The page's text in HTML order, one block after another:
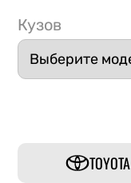
Кузов
TOYOTA